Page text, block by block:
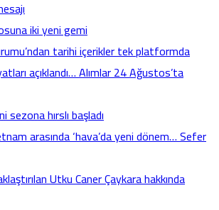
iki yeni gemi
tarihi içerikler tek platformda
açıklandı… Alımlar 24 Ağustos’ta
hırslı başladı
arasında ‘hava’da yeni dönem… Sefer
Utku Caner Çaykara hakkında